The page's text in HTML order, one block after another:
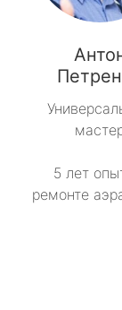
5 лет
ремонте